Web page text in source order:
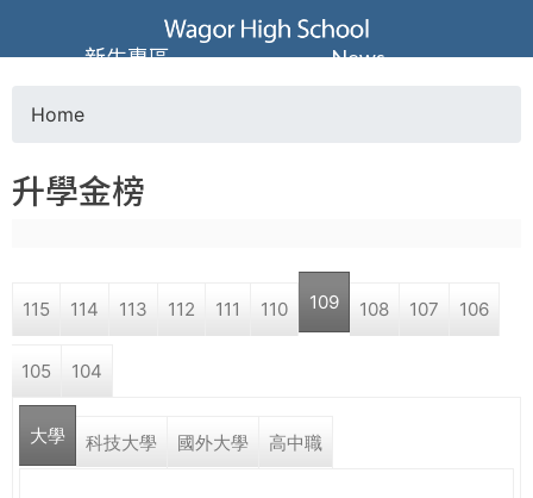
Jump to navigation
葳
格
高
學
o
a
r
e
Home
升學金榜
115 114 113 112 111 110 109 108 107 106
105 104
大學 科技大學 國外大學 高中職
新生專區 News